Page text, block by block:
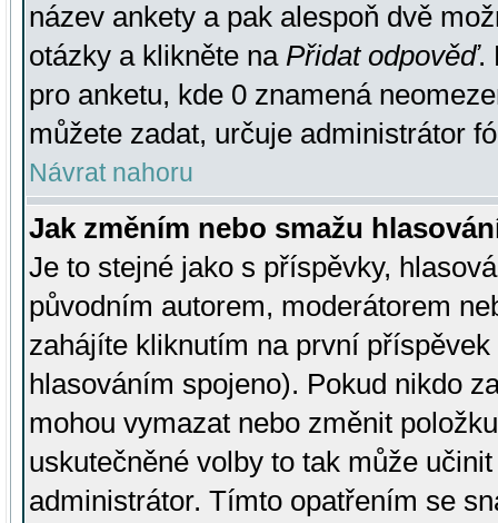
název ankety a pak alespoň dvě
otázky a klikněte na Přidat odpověď.
pro anketu, kde 0 znamená
můžete zadat, určuje administrátor
Návrat nahoru
Jak změním nebo smažu
Je to stejné jako s příspěvky,
původním autorem, moderátorem
zahájíte kliknutím na první
hlasováním spojeno). Pokud nikdo
mohou vymazat nebo změnit
uskutečněné volby to tak může
administrátor. Tímto opatřením se